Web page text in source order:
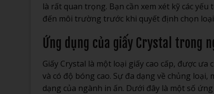
là rất quan trọng. Bạn cần xem xét kỹ các
đến môi trường trước khi quyết định chọn
Ứng dụng của giấy Crystal trong
Giấy Crystal là một loại giấy cao cấp, được
và có độ bóng cao. Sự đa dạng về chủng
dạng của ngành in ấn. Dưới đây là một số